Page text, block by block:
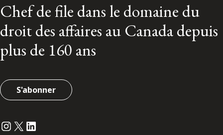
Chef de file dans le domaine du
droit des affaires au Canada depuis
plus de 160 ans
S'abonner
Instagram
Twitter
LinkedIn